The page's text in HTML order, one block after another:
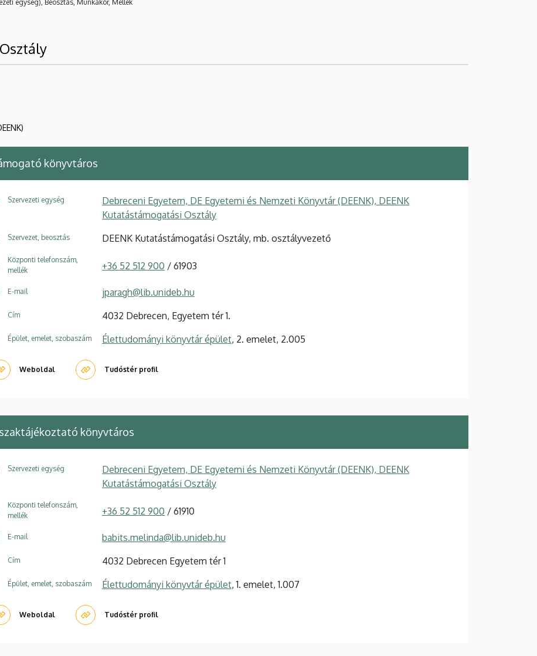
egység), Beosztás, Munkakör, Mellék
könyvtáros
Szervezeti egység
Debreceni Egyetem, DE Egyetemi és Nemzeti Könyvtár (DEENK), DEENK
Kutatástámogatási Osztály
Szervezet, beosztás DEENK Kutatástámogatási Osztály, mb. osztályvezető
Központi telefonszám,
mellék
+36 52 512 900 / 61903
E-mail jparagh@lib.unideb.hu
Cím 4032 Debrecen, Egyetem tér 1.
Épület, emelet, szobaszám Élettudományi könyvtár épület, 2. emelet, 2.005
Weboldal Tudóstér profil
szaktájékoztató könyvtáros
Szervezeti egység
Debreceni Egyetem, DE Egyetemi és Nemzeti Könyvtár (DEENK), DEENK
Kutatástámogatási Osztály
Központi telefonszám,
mellék
+36 52 512 900 / 61910
E-mail babits.melinda@lib.unideb.hu
Cím 4032 Debrecen Egyetem tér 1
Épület, emelet, szobaszám Élettudományi könyvtár épület, 1. emelet, 1.007
Weboldal Tudóstér profil